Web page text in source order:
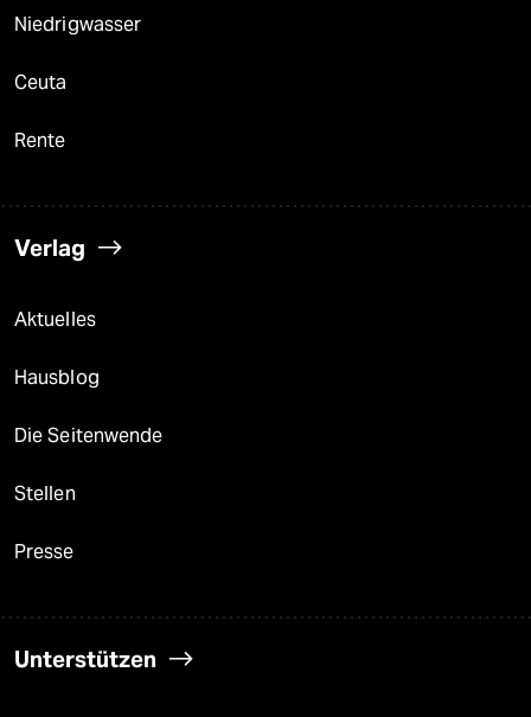
Niedrigwasser
Ceuta
Rente
Verlag
Aktuelles
Hausblog
Die Seitenwende
Stellen
Presse
Unterstützen